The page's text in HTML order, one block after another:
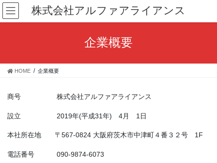
コ
ン
テ
ス
ナ
ビ
ゲ
ン
株式会社アルファアライアンス
企業概要
HOME 企業概要
商号 株式会社アルファアライアンス
設立 2019年(平成31年) 4月 1日
本社所在地 〒567-0824 大阪府茨木市中津町４番３２号 1F
電話番号 090-9874-6073